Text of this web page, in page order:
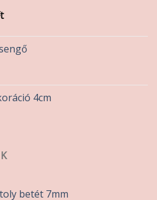
Ártartomány:
-
330 Ft
4cm
betét 7mm